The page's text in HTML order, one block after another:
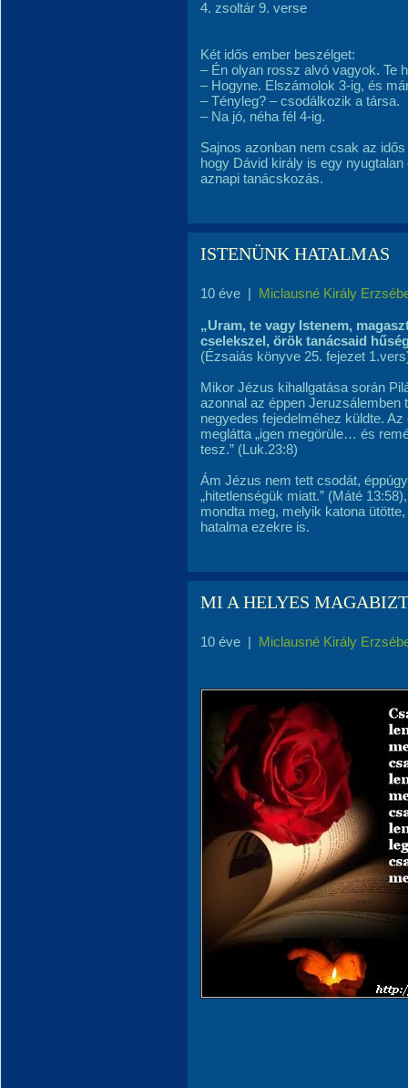
4. zsoltár 9. verse
Két idős ember beszélget:
– Én olyan rossz alvó vagyok. Te
– Hogyne. Elszámolok 3-ig, és
– Tényleg? – csodálkozik a társa.
– Na jó, néha fél 4-ig.
Sajnos azonban nem csak az
hogy Dávid király is egy
aznapi tanácskozás.
ISTENÜNK HATALMAS
10 éve | Miclausné Király
„Uram, te vagy Istenem,
cselekszel, örök tanácsaid
(Ézsaiás könyve 25. fejezet
Mikor Jézus kihallgatása során
azonnal az éppen
negyedes fejedelméhez küldte.
meglátta „igen megörüle… és
tesz.” (Luk.23:8)
Ám Jézus nem tett csodát,
„hitetlenségük miatt.” (Máté
mondta meg, melyik katona
hatalma ezekre is.
MI A HELYES
10 éve | Miclausné Király